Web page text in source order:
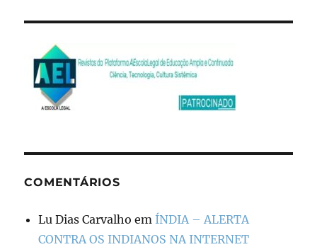
COMENTÁRIOS
Lu Dias Carvalho em ÍNDIA – ALERTA
CONTRA OS INDIANOS NA INTERNET